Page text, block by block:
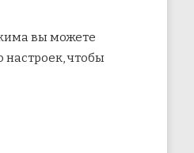
вы можете
настроек, чтобы